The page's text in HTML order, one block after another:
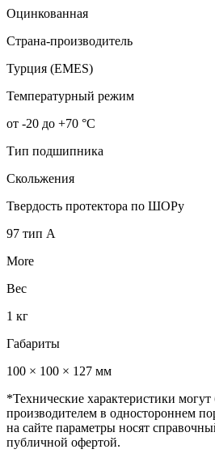
Оцинкованная
Страна-производитель
Турция (EMES)
Температурный режим
от -20 до +70 °С
Тип подшипника
Скольжения
Твердость протектора по ШОРу
97 тип А
More
Вес
1 кг
Габариты
100 × 100 × 127 мм
*Технические характеристики
производителем в одностороннем
на сайте параметры носят
публичной офертой.